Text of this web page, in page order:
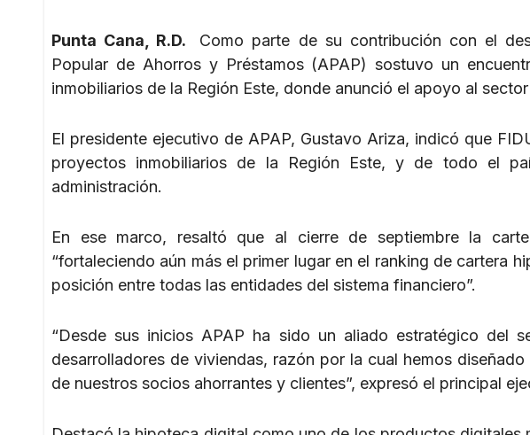
Punta Cana, R.D. Como parte de su contribución con el
Popular de Ahorros y Préstamos (APAP) sostuvo un
inmobiliarios de la Región Este, donde anunció el apoyo al
El presidente ejecutivo de APAP, Gustavo Ariza, indicó que
proyectos inmobiliarios de la Región Este, y de todo el
administración.
En ese marco, resaltó que al cierre de septiembre la
“fortaleciendo aún más el primer lugar en el ranking de cartera
posición entre todas las entidades del sistema financiero”.
“Desde sus inicios APAP ha sido un aliado estratégico del
desarrolladores de viviendas, razón por la cual hemos
de nuestros socios ahorrantes y clientes”, expresó el principal